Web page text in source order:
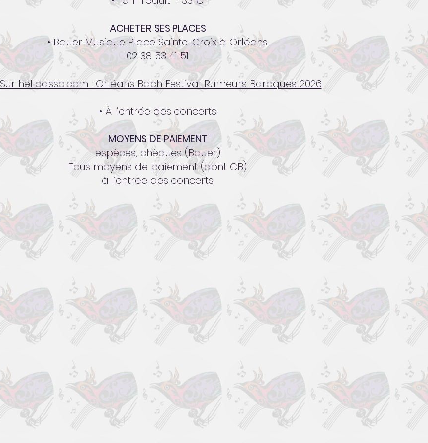
ACHETER SES PLACES
• Bauer Musique Place Sainte-Croix à Orléans
02 38 53 41 51
Sur helloasso.com : Orléans Bach Festival Rumeurs Baroques 2026
• À l’entrée des concerts
MOYENS DE PAIEMENT
espèces, chèques (Bauer)
Tous moyens de paiement (dont CB)
à l’entrée des concerts